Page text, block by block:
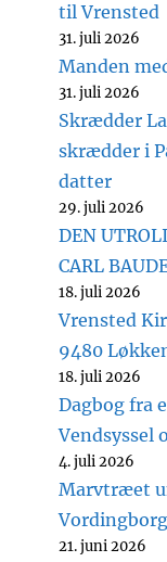
til Vrensted
31. juli 2026
Manden
31. juli 2026
Skrædder
skrædder i
datter
29. juli 2026
DEN
CARL
18. juli 2026
Vrensted
9480
18. juli 2026
Dagbog fra
Vendsyssel
4. juli 2026
Marvtræet
21. juni 2026